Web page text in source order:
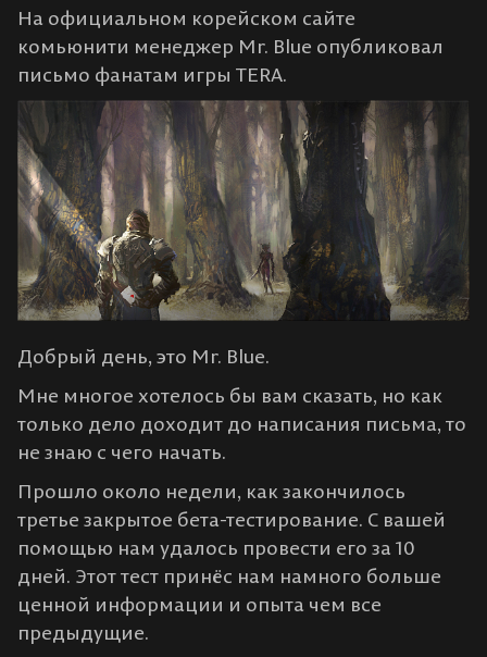
На официальном корейском сайте
комьюнити менеджер Mr. Blue опубликовал
письмо фанатам игры TERA.
Добрый день, это Mr. Blue.
Мне многое хотелось бы вам сказать, но как
только дело доходит до написания письма, то
не знаю с чего начать.
Прошло около недели, как закончилось
третье закрытое бета-тестирование. С вашей
помощью нам удалось провести его за 10
дней. Этот тест принёс нам намного больше
ценной информации и опыта чем все
предыдущие.